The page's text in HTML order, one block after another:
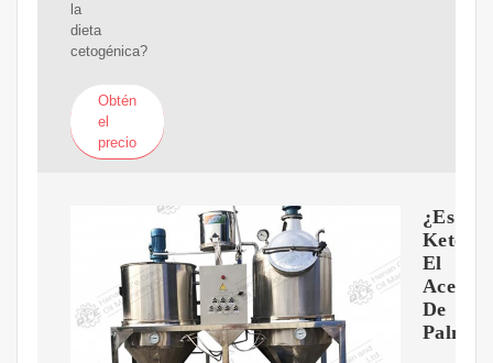
la
dieta
cetogénica?
Obtén
el
precio
¿Es
Keto
El
Aceite
De
Palma?